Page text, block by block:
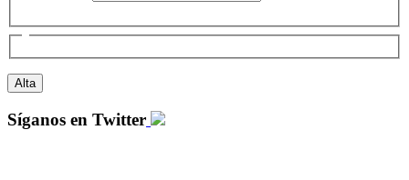
Síganos en Twitter